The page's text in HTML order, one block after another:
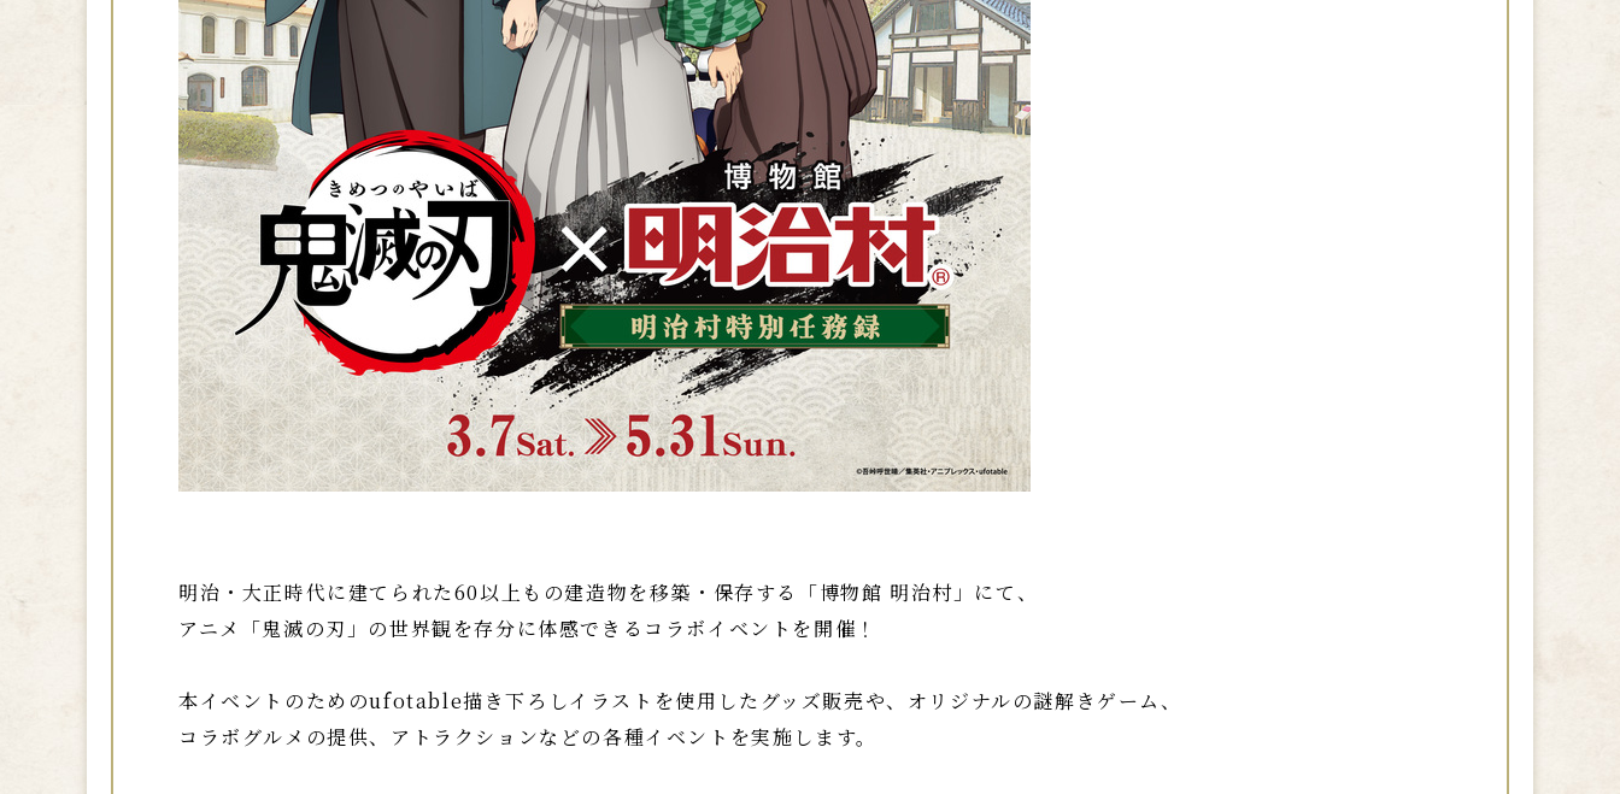
明治・大正時代に建てられた60以上もの建造物を移築・保存する「博物館 明治村」にて、
アニメ「鬼滅の刃」の世界観を存分に体感できるコラボイベントを開催！
本イベントのためのufotable描き下ろしイラストを使用したグッズ販売や、オリジナルの謎解きゲーム、
コラボグルメの提供、アトラクションなどの各種イベントを実施します。